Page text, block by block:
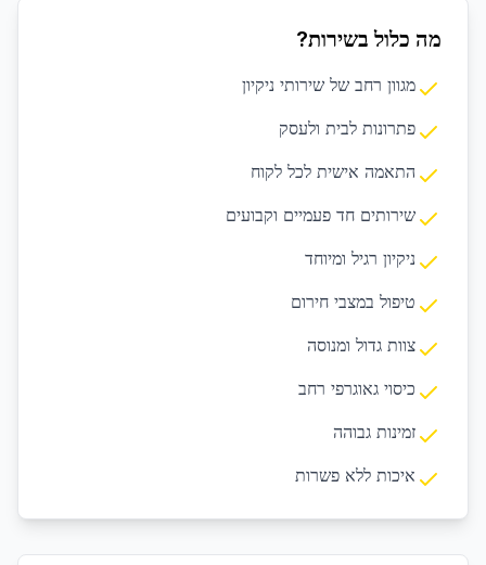
מה כלול בשירות?
מגוון רחב של שירותי ניקיון
פתרונות לבית ולעסק
התאמה אישית לכל לקוח
שירותים חד פעמיים וקבועים
ניקיון רגיל ומיוחד
טיפול במצבי חירום
צוות גדול ומנוסה
כיסוי גאוגרפי רחב
זמינות גבוהה
איכות ללא פשרות